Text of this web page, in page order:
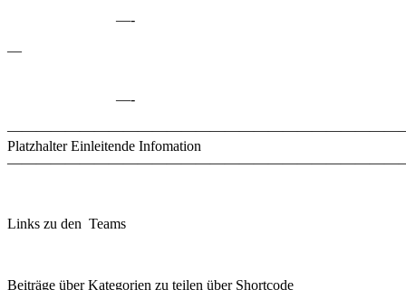
—-
—
—-
Platzhalter Einleitende Infomation
———————————————————————————–
Links zu den Teams
Beiträge über Kategorien zu teilen über Shortcode